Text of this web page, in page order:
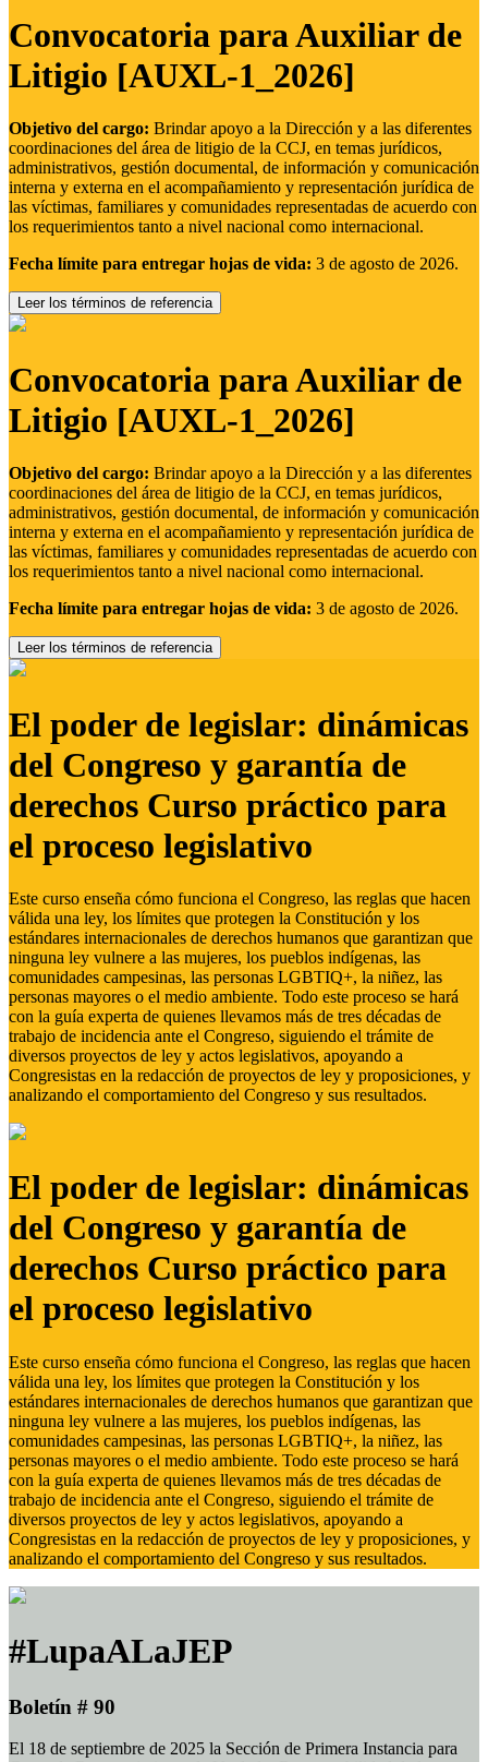
Convocatoria para Auxiliar de
Litigio [AUXL-1_2026]
Objetivo del cargo: Brindar apoyo a la Dirección y a las diferentes
coordinaciones del área de litigio de la CCJ, en temas jurídicos,
administrativos, gestión documental, de información y comunicación
interna y externa en el acompañamiento y representación jurídica de
las víctimas, familiares y comunidades representadas de acuerdo con
los requerimientos tanto a nivel nacional como internacional.
Fecha límite para entregar hojas de vida: 3 de agosto de 2026.
Leer los términos de referencia
Convocatoria para Auxiliar de
Litigio [AUXL-1_2026]
Objetivo del cargo: Brindar apoyo a la Dirección y a las diferentes
coordinaciones del área de litigio de la CCJ, en temas jurídicos,
administrativos, gestión documental, de información y comunicación
interna y externa en el acompañamiento y representación jurídica de
las víctimas, familiares y comunidades representadas de acuerdo con
los requerimientos tanto a nivel nacional como internacional.
Fecha límite para entregar hojas de vida: 3 de agosto de 2026.
Leer los términos de referencia
El poder de legislar: dinámicas
del Congreso y garantía de
derechos Curso práctico para
el proceso legislativo
Este curso enseña cómo funciona el Congreso, las reglas que hacen
válida una ley, los límites que protegen la Constitución y los
estándares internacionales de derechos humanos que garantizan que
ninguna ley vulnere a las mujeres, los pueblos indígenas, las
comunidades campesinas, las personas LGBTIQ+, la niñez, las
personas mayores o el medio ambiente. Todo este proceso se hará
con la guía experta de quienes llevamos más de tres décadas de
trabajo de incidencia ante el Congreso, siguiendo el trámite de
diversos proyectos de ley y actos legislativos, apoyando a
Congresistas en la redacción de proyectos de ley y proposiciones, y
analizando el comportamiento del Congreso y sus resultados.
El poder de legislar: dinámicas
del Congreso y garantía de
derechos Curso práctico para
el proceso legislativo
Este curso enseña cómo funciona el Congreso, las reglas que hacen
válida una ley, los límites que protegen la Constitución y los
estándares internacionales de derechos humanos que garantizan que
ninguna ley vulnere a las mujeres, los pueblos indígenas, las
comunidades campesinas, las personas LGBTIQ+, la niñez, las
personas mayores o el medio ambiente. Todo este proceso se hará
con la guía experta de quienes llevamos más de tres décadas de
trabajo de incidencia ante el Congreso, siguiendo el trámite de
diversos proyectos de ley y actos legislativos, apoyando a
Congresistas en la redacción de proyectos de ley y proposiciones, y
analizando el comportamiento del Congreso y sus resultados.
#LupaALaJEP
Boletín # 90
El 18 de septiembre de 2025 la Sección de Primera Instancia para